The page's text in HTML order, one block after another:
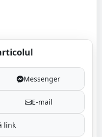
Messenger
E-mail
link